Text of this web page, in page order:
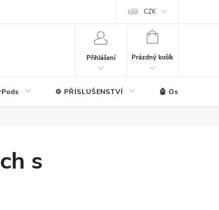
CZK
Přihlášení
NÁKUPNÍ
Prázdný košík
⚙️ PŘÍSLUŠENSTVÍ 🤖 Ostatní
s